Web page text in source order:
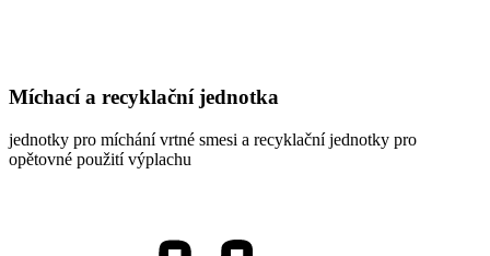
Míchací a recyklační jednotka
jednotky pro míchání vrtné smesi a recyklační jednotky pro
opětovné použití výplachu